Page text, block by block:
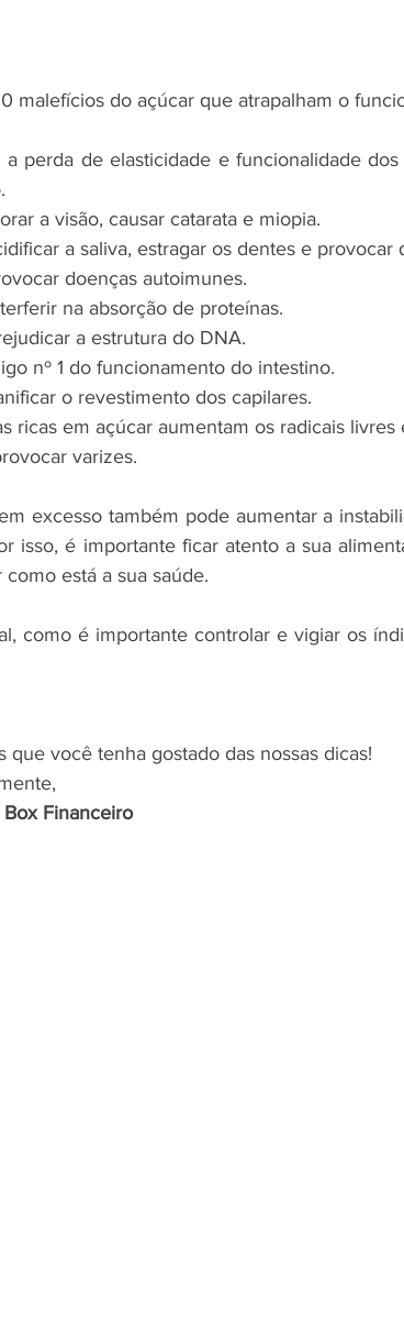
malefícios do açúcar que atrapalham o
a perda de elasticidade e funcionalidade
a visão, causar catarata e miopia.
a saliva, estragar os dentes e provocar
doenças autoimunes.
na absorção de proteínas.
a estrutura do DNA.
nº 1 do funcionamento do intestino.
o revestimento dos capilares.
ricas em açúcar aumentam os radicais livres
varizes.
excesso também pode aumentar a
isso, é importante ficar atento a sua
como está a sua saúde.
como é importante controlar e vigiar os
que você tenha gostado das nossas dicas!
Financeiro